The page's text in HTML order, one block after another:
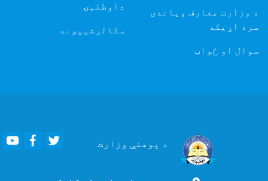
د وزارت معارف ویاندی
سره اړیکه
سوال او ځواب
داوطلبۍ
سکالرشیپونه
د پوهنې وزارت
YoutubeFacebook